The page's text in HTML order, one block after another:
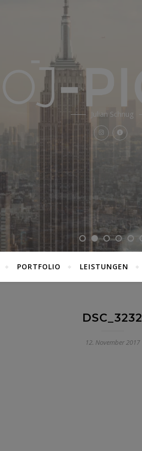
Julian Schnug
PORTFOLIO LEISTUNGEN
DSC_3232
12. November 2017